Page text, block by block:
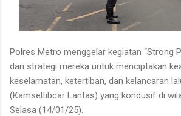
Polres Metro menggelar kegiatan “Strong
dari strategi mereka untuk menciptakan
keselamatan, ketertiban, dan kelancaran
(Kamseltibcar Lantas) yang kondusif di
Selasa (14/01/25).